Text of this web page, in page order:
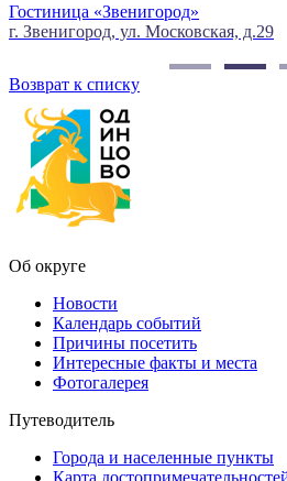
Гостиница «Звенигород»
г. Звенигород, ул. Московская, д.29
Возврат к списку
Об округе
Новости
Календарь событий
Причины посетить
Интересные факты и места
Фотогалерея
Путеводитель
Города и населенные пункты
Карта